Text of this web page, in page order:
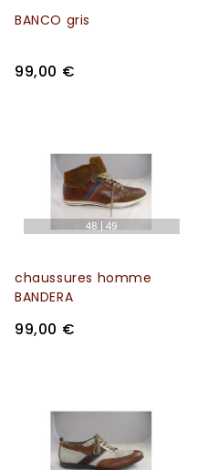
BANCO gris
99,00 €
48 49
chaussures homme
BANDERA
99,00 €